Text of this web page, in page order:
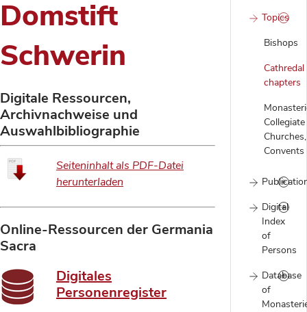
Topics
Bishops
Cathredal
chapters
Collegiate
Churches,
Convents
Digital
Index
of
Persons
Database
of
Domstift
Schwerin
Digitale Ressourcen,
Archivnachweise und
Auswahlbibliographie
Seiteninhalt als PDF-Datei
herunterladen
Online-Ressourcen der Germania
Sacra
Digitales
Personenregister